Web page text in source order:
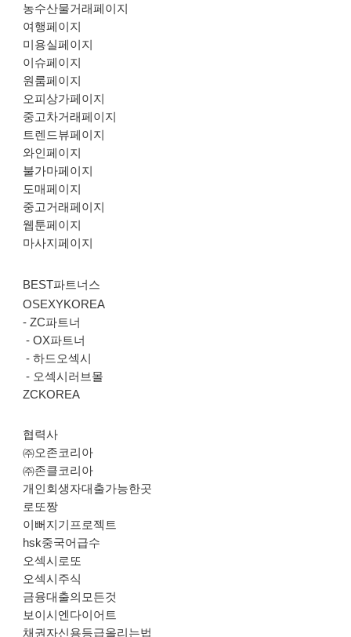
농수산물거래페이지
여행페이지
미용실페이지
이슈페이지
원룸페이지
오피상가페이지
중고차거래페이지
트렌드뷰페이지
와인페이지
불가마페이지
도매페이지
중고거래페이지
웹툰페이지
마사지페이지
BEST파트너스
OSEXYKOREA
-ZC파트너
-OX파트너
-하드오섹시
- 오섹시러브몰
ZCKOREA
협력사
㈜오존코리아
㈜존클코리아
개인회생자대출가능한곳
로또짱
이뻐지기프로젝트
hsk중국어급수
오섹시로또
오섹시주식
금융대출의모든것
보이시엔다이어트
채권자신용등급올리는법